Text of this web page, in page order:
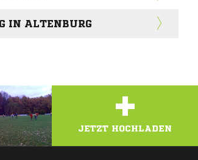
IN ALTENBURG
+
JETZT HOCHLADEN